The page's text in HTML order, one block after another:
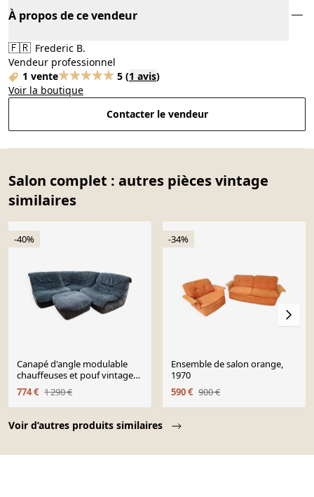
À propos de ce vendeur
🇫🇷 Frederic B.
Vendeur professionnel
1 vente
5 (1 avis)
Voir la boutique
Contacter le vendeur
Salon complet : autres pièces vintage
similaires
Voir d’autres produits similaires
-40%
Canapé d'angle modulable
chauffeuses et pouf vintage
Steiner - Années 80
774 € 1 290 €
-34%
Ensemble de salon orange,
1970
590 € 900 €